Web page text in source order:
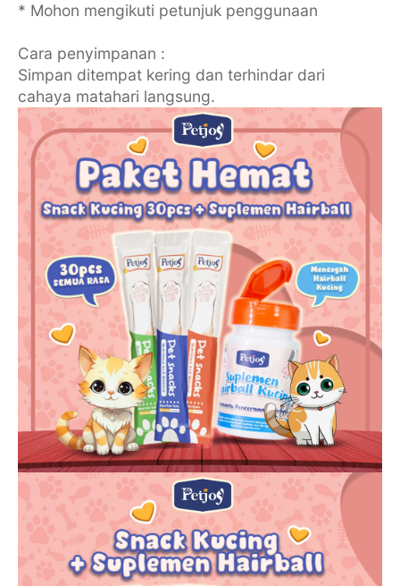
* Mohon mengikuti petunjuk penggunaan
Cara penyimpanan :
Simpan ditempat kering dan terhindar dari
cahaya matahari langsung.